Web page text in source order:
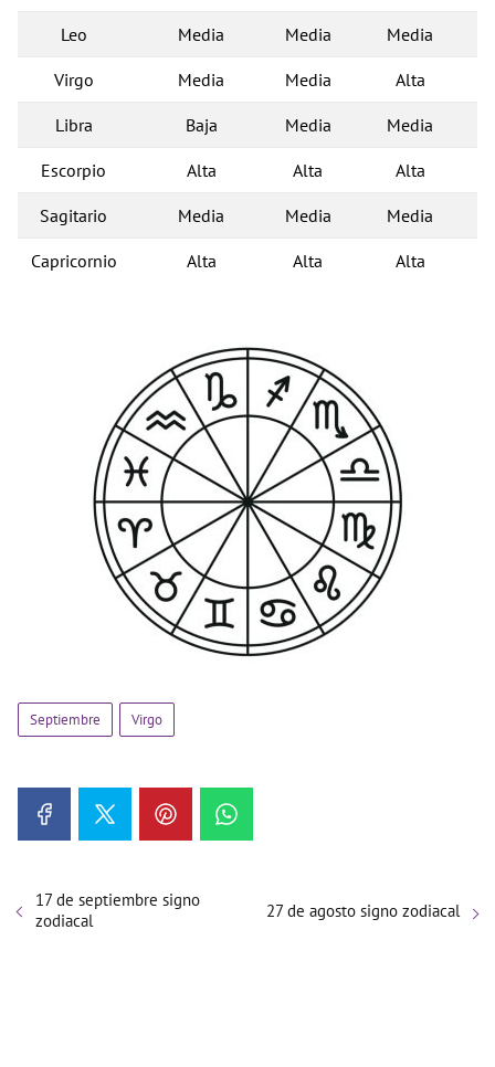
Leo Media Media Media
Virgo Media Media Alta
Libra Baja Media Media
Escorpio Alta Alta Alta
Sagitario Media Media Media
Capricornio Alta Alta Alta
Septiembre Virgo
17 de septiembre signo
zodiacal
27 de agosto signo zodiacal